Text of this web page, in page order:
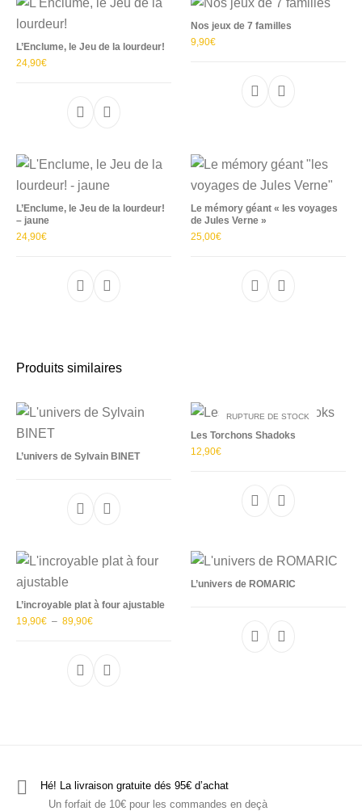
L’Enclume, le Jeu de la lourdeur!
24,90€
Ce produit a plusieurs variations. Les options
Nos jeux de 7 familles
9,90€
Ce produit a
L’Enclume, le Jeu de la lourdeur!
– jaune
24,90€
Le mémory géant « les voyages
de Jules Verne »
25,00€
Produits similaires
L’univers de Sylvain BINET
RUPTURE DE STOCK
Les Torchons Shadoks
12,90€
Ce produit a
L’incroyable plat à four ajustable
19,90€ – 89,90€Plage de prix : 19,90€ à 89,90€
Ce produit a plusieurs variations. Les options
L’univers de ROMARIC
Hé! La livraison gratuite dés 95€ d’achat
Un forfait de 10€ pour les commandes en deçà